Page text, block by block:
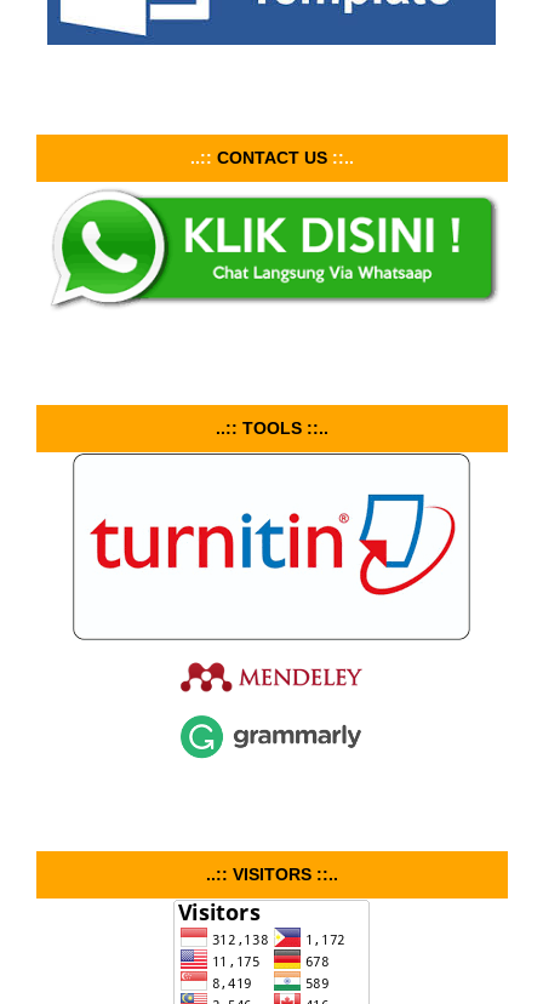
..:: CONTACT US ::..
..:: TOOLS ::..
..:: VISITORS ::..